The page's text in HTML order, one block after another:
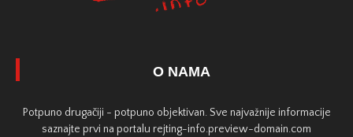
O NAMA
Potpuno drugačiji - potpuno objektivan. Sve najvažnije informacije
saznajte prvi na portalu rejting-info.preview-domain.com